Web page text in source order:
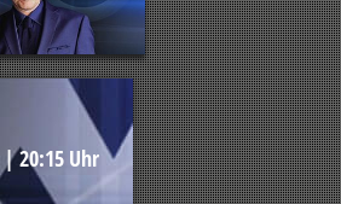
|20:15 Uhr